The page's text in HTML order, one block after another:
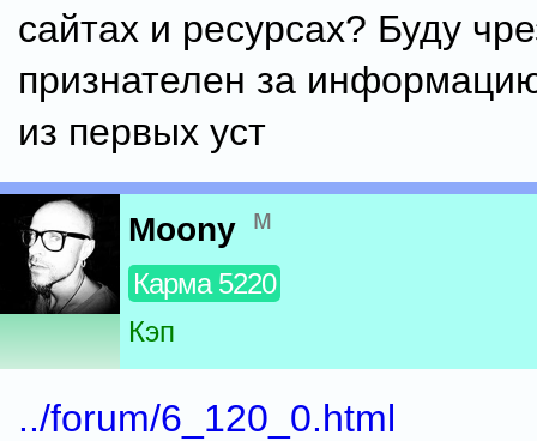
сайтах и ресурсах? Буду
признателен за
из первых уст
Moony м
Карма 5220
Кэп
../forum/6_120_0.html